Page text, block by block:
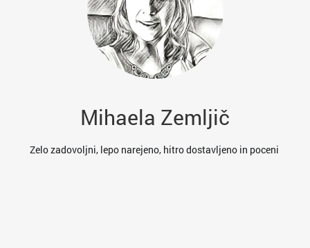
Mihaela Zemljič
Zelo zadovoljni, lepo narejeno, hitro dostavljeno in poceni